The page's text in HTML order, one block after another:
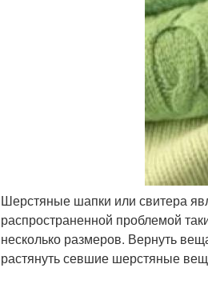
Шерстяные шапки или свитера
распространенной проблемой
несколько размеров. Вернуть
растянуть севшие шерстяные